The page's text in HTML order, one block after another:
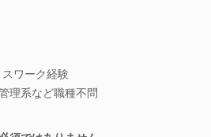
ワーク経験
理系など職種不問